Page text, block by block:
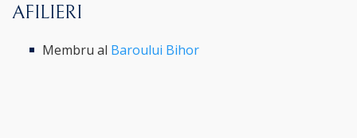
AFILIERI
Membru al Baroului Bihor